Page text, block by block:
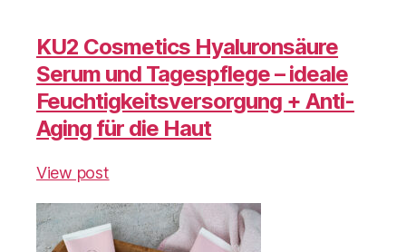
KU2 Cosmetics Hyaluronsäure
Serum und Tagespflege – ideale
Feuchtigkeitsversorgung + Anti-
Aging für die Haut
View post